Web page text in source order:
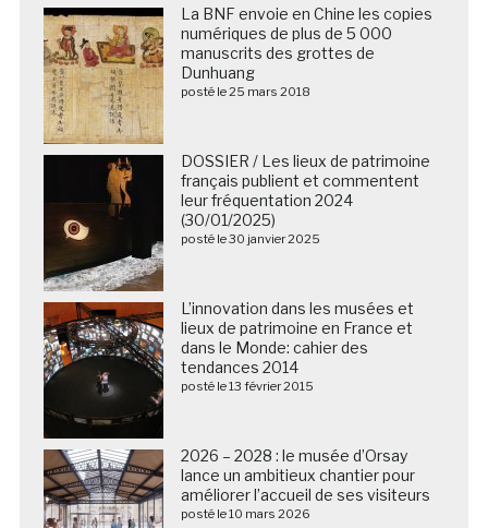
La BNF envoie en Chine les copies
numériques de plus de 5 000
manuscrits des grottes de
Dunhuang
posté le 25 mars 2018
DOSSIER / Les lieux de patrimoine
français publient et commentent
leur fréquentation 2024
(30/01/2025)
posté le 30 janvier 2025
L’innovation dans les musées et
lieux de patrimoine en France et
dans le Monde: cahier des
tendances 2014
posté le 13 février 2015
2026 – 2028 : le musée d’Orsay
lance un ambitieux chantier pour
améliorer l’accueil de ses visiteurs
posté le 10 mars 2026